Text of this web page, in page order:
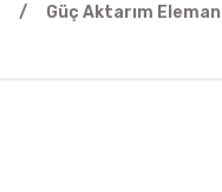
Güç Aktarım